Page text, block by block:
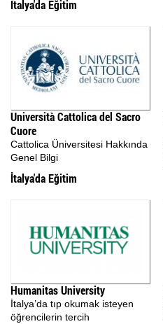
İtalya'da Eğitim
Università Cattolica del Sacro
Cuore
Cattolica Üniversitesi Hakkında
Genel Bilgi
İtalya'da Eğitim
Humanitas University
İtalya’da tıp okumak isteyen
öğrencilerin tercih